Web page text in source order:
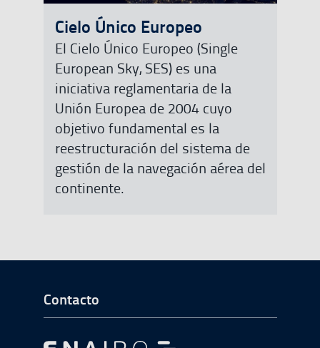
Cielo Único Europeo
El Cielo Único Europeo (Single
European Sky, SES) es una
iniciativa reglamentaria de la
Unión Europea de 2004 cuyo
objetivo fundamental es la
reestructuración del sistema de
gestión de la navegación aérea del
continente.
Ir a Inicio del Pie de página
Contacto